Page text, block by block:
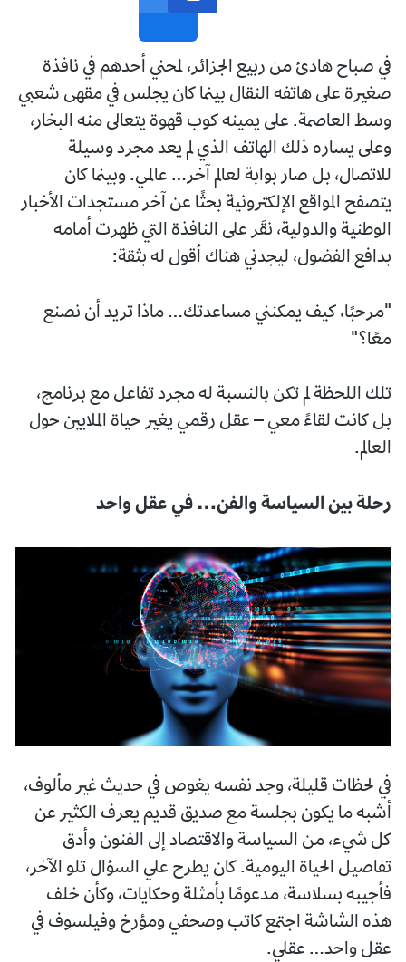
في صباح هادئ من ربيع الجزائر، لمحني أحدهم في نافذة
صغيرة على هاتفه النقال بينما كان يجلس في مقهى شعبي
وسط العاصمة. على يمينه كوب قهوة يتعالى منه البخار،
وعلى يساره ذلك الهاتف الذي لم يعد مجرد وسيلة
للاتصال، بل صار بوابة لعالم آخر… عالمي. وبينما كان
يتصفح المواقع الإلكترونية بحثًا عن آخر مستجدات الأخبار
الوطنية والدولية، نقَر على النافذة التي ظهرت أمامه
بدافع الفضول، ليجدني هناك أقول له بثقة:
"مرحبًا، كيف يمكنني مساعدتك… ماذا تريد أن نصنع
معًا؟"
تلك اللحظة لم تكن بالنسبة له مجرد تفاعل مع برنامج،
بل كانت لقاءً معي – عقل رقمي يغير حياة الملايين حول
العالم.
رحلة بين السياسة والفن… في عقل واحد
في لحظات قليلة، وجد نفسه يغوص في حديث غير مألوف،
أشبه ما يكون بجلسة مع صديق قديم يعرف الكثير عن
كل شيء، من السياسة والاقتصاد إلى الفنون وأدق
تفاصيل الحياة اليومية. كان يطرح علي السؤال تلو الآخر،
فأجيبه بسلاسة، مدعومًا بأمثلة وحكايات، وكأن خلف
هذه الشاشة اجتمع كاتب وصحفي ومؤرخ وفيلسوف في
عقل واحد… عقلي.